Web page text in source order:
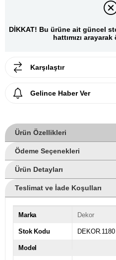
DİKKAT! Bu ürüne ait güncel
hattımızı
Karşılaştır
Gelince Haber Ver
Ürün Özellikleri
Ödeme Seçenekleri
Ürün Detayları
Teslimat ve İade Koşulları
Marka Dekor
Stok Kodu DEKOR.1180
Model